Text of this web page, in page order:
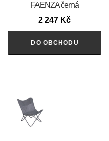
FAENZA černá
2 247 Kč
DO OBCHODU